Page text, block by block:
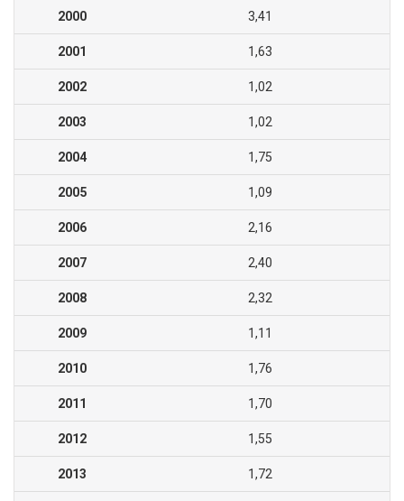
2000 3,41
2001 1,63
2002 1,02
2003 1,02
2004 1,75
2005 1,09
2006 2,16
2007 2,40
2008 2,32
2009 1,11
2010 1,76
2011 1,70
2012 1,55
2013 1,72